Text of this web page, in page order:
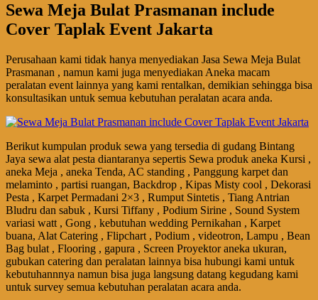
Sewa Meja Bulat Prasmanan include
Cover Taplak Event Jakarta
Perusahaan kami tidak hanya menyediakan Jasa Sewa Meja Bulat
Prasmanan , namun kami juga menyediakan Aneka macam
peralatan event lainnya yang kami rentalkan, demikian sehingga bisa
konsultasikan untuk semua kebutuhan peralatan acara anda.
Berikut kumpulan produk sewa yang tersedia di gudang Bintang
Jaya sewa alat pesta diantaranya sepertis Sewa produk aneka Kursi ,
aneka Meja , aneka Tenda, AC standing , Panggung karpet dan
melaminto , partisi ruangan, Backdrop , Kipas Misty cool , Dekorasi
Pesta , Karpet Permadani 2×3 , Rumput Sintetis , Tiang Antrian
Bludru dan sabuk , Kursi Tiffany , Podium Sirine , Sound System
variasi watt , Gong , kebutuhan wedding Pernikahan , Karpet
buana, Alat Catering , Flipchart , Podium , videotron, Lampu , Bean
Bag bulat , Flooring , gapura , Screen Proyektor aneka ukuran,
gubukan catering dan peralatan lainnya bisa hubungi kami untuk
kebutuhannnya namun bisa juga langsung datang kegudang kami
untuk survey semua kebutuhan peralatan acara anda.